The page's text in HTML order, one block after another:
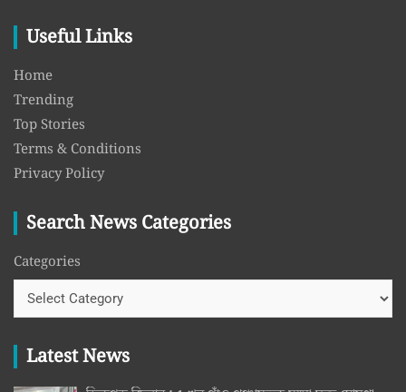
Useful Links
Home
Trending
Top Stories
Terms & Conditions
Privacy Policy
Search News Categories
Categories
Latest News